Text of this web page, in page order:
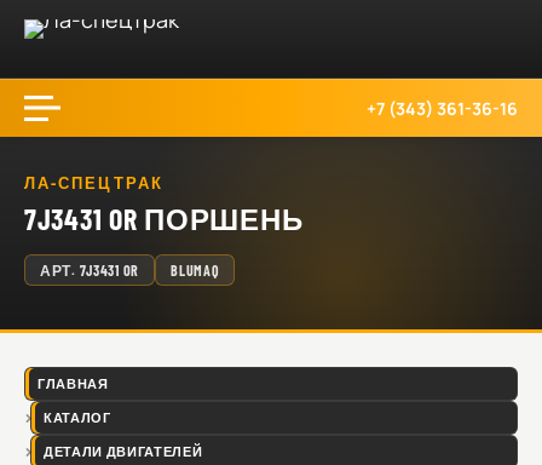
+7 (343) 361-36-16
ЛА-СПЕЦТРАК
7J3431 OR ПОРШЕНЬ
АРТ. 7J3431 OR BLUMAQ
ГЛАВНАЯ
КАТАЛОГ
ДЕТАЛИ ДВИГАТЕЛЕЙ